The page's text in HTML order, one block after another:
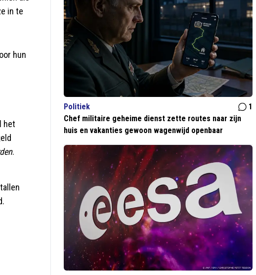
in te
hun
het
.
Politiek
1
Chef militaire geheime dienst zette routes naar zijn
huis en vakanties gewoon wagenwijd openbaar